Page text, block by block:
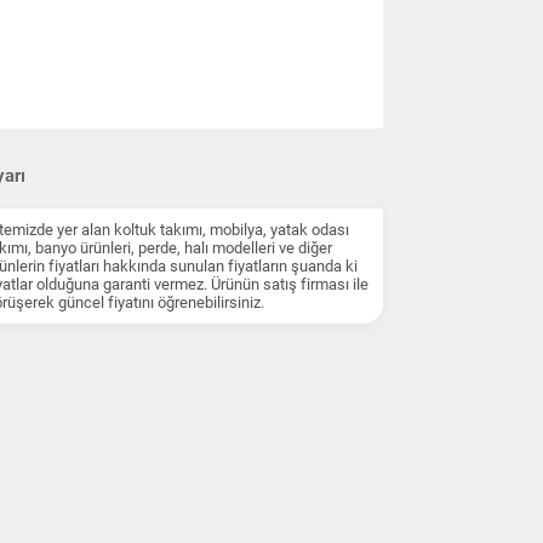
yer alan koltuk takımı, mobilya, yatak odası
banyo ürünleri, perde, halı modelleri ve diğer
fiyatları hakkında sunulan fiyatların şuanda ki
olduğuna garanti vermez. Ürünün satış firması ile
güncel fiyatını öğrenebilirsiniz.